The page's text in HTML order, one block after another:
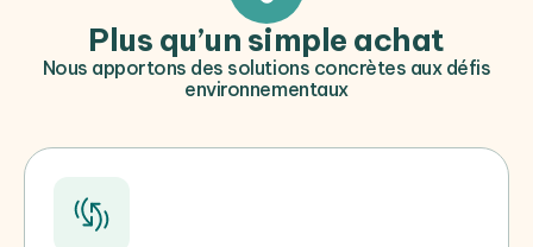
Plus qu’un simple achat
Nous apportons des solutions concrètes aux défis
environnementaux